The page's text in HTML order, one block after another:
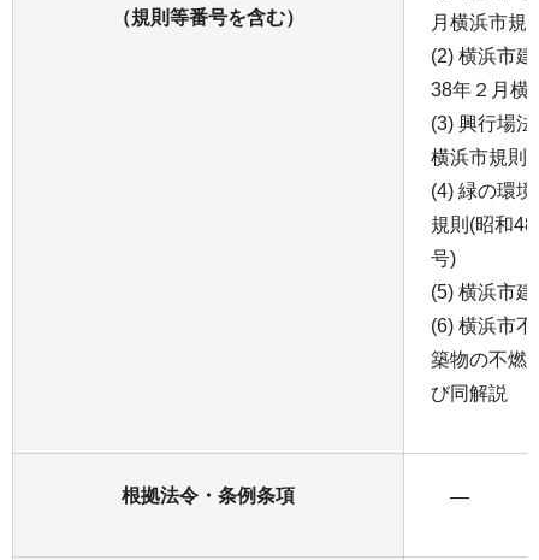
（規則等番号を含む）
月横浜市規
(2) 横浜市
38年２月横
(3) 興行場
横浜市規則
(4) 緑の環
規則(昭和
号)
(5) 横浜市
(6) 横浜市
築物の不燃
び同解説
根拠法令・条例条項 —